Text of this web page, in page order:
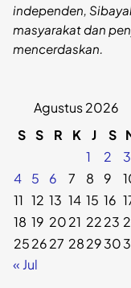
independen,
masyarakat dan
mencerdaskan.
Agustus 2026
S S R K J S
1
2
3
4
5 6 7 8 9
11 12 13 14 15 16
18 19 2021 2223
252627 282930
« Jul